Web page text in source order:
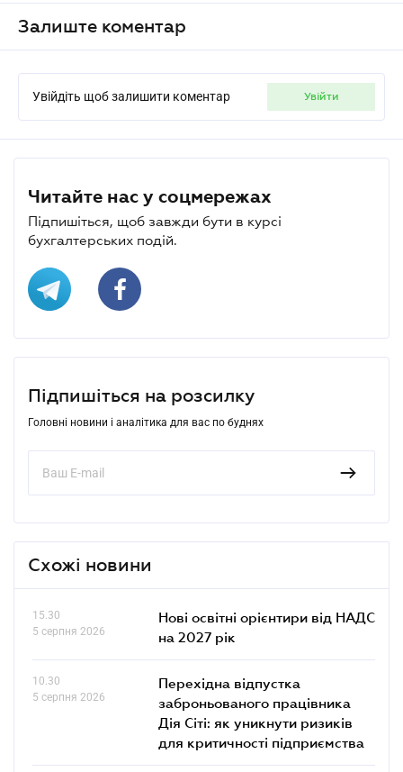
Залиште коментар
Увійдіть щоб залишити коментар увійти
Читайте нас у соцмережах
Підпишіться, щоб завжди бути в курсі
бухгалтерських подій.
Підпишіться на розсилку
Головні новини і аналітика для вас по буднях
Схожі новини
15.30
5 серпня 2026
Нові освітні орієнтири від НАДС
на 2027 рік
10.30
5 серпня 2026
Перехідна відпустка
заброньованого працівника
Дія Сіті: як уникнути ризиків
для критичності підприємства